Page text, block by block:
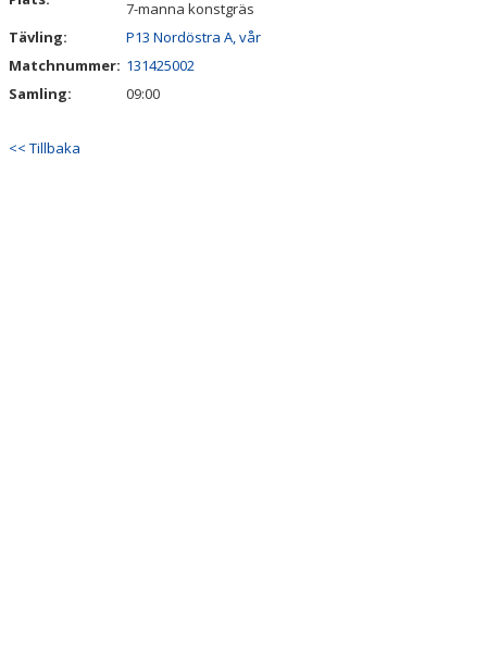
KONTAKT
7-manna konstgräs
Tävling:
P13 Nordöstra A, vår
Matchnummer: 131425002
Samling:
09:00
<< Tillbaka